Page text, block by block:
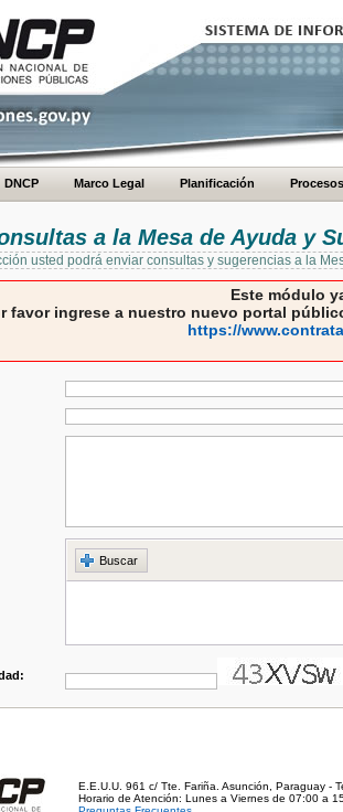
DNCP Marco Legal Planificación Procesos
a la Mesa de Ayuda y
usted podrá enviar consultas y sugerencias a la
Este módulo
favor ingrese a nuestro nuevo portal
https://
Buscar
E.E.U.U. 961 c/ Tte. Fariña. Asunción, Paraguay -
Horario de Atención: Lunes a Viernes de 07:00 a